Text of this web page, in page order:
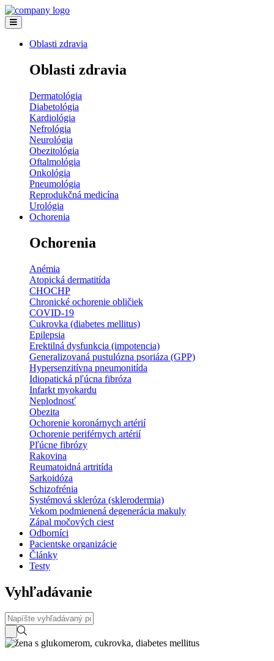
Oblasti zdravia
Oblasti zdravia
Dermatológia
Diabetológia
Kardiológia
Nefrológia
Neurológia
Obezitológia
Oftalmológia
Onkológia
Pneumológia
Reprodukčná medicína
Urológia
Ochorenia
Ochorenia
Anémia
Atopická dermatitída
CHOCHP
Chronické ochorenie obličiek
COVID-19
Cukrovka (diabetes mellitus)
Epilepsia
Erektilná dysfunkcia (impotencia)
Generalizovaná pustulózna psoriáza (GPP)
Hypersenzitívna pneumonitída
Idiopatická pľúcna fibróza
Infarkt myokardu
Neplodnosť
Obezita
Ochorenie koronárnych artérií
Ochorenie periférnych artérií
Pľúcne fibrózy
Rakovina
Reumatoidná artritída
Sarkoidóza
Schizofrénia
Systémová skleróza (sklerodermia)
Vekom podmienená degenerácia makuly
Zápal močových ciest
Odborníci
Pacientske organizácie
Články
Testy
Vyhľadávanie